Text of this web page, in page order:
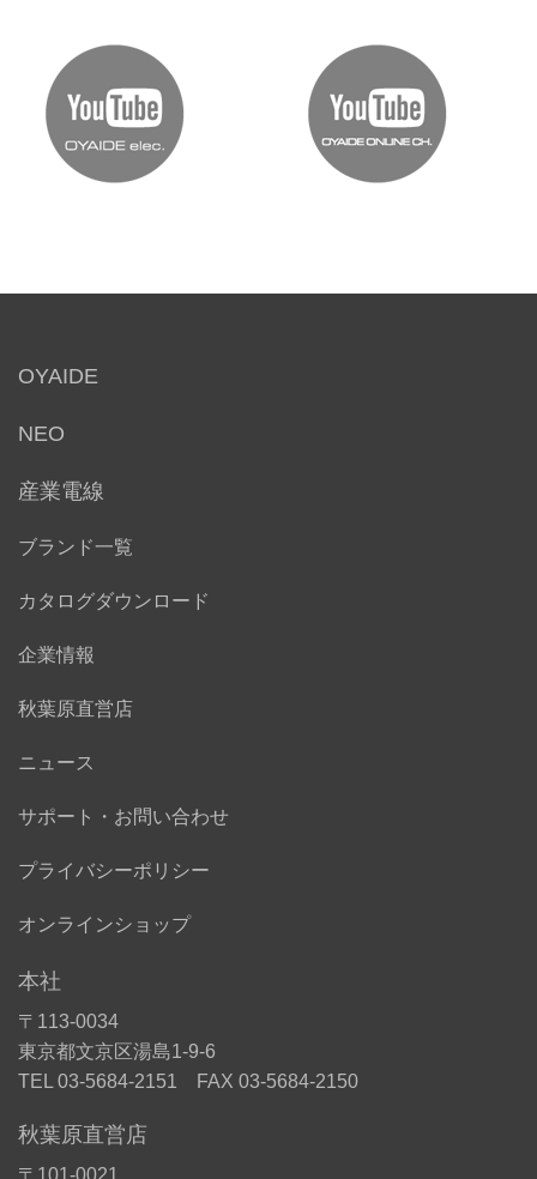
OYAIDE
NEO
産業電線
ブランド一覧
カタログダウンロード
企業情報
秋葉原直営店
ニュース
サポート・お問い合わせ
プライバシーポリシー
オンラインショップ
本社
〒113-0034
東京都文京区湯島1-9-6
TEL 03-5684-2151 FAX 03-5684-2150
秋葉原直営店
〒101-0021